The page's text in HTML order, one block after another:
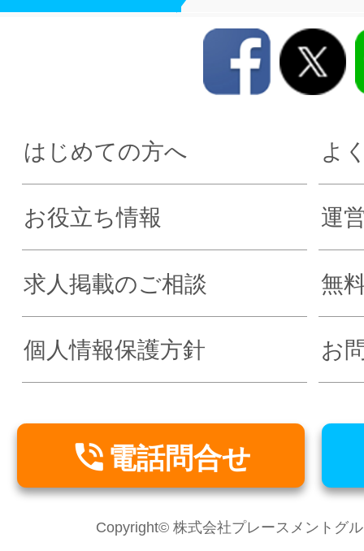
はじめての方へ よ
お役立ち情報 運
求人掲載のご相談 無
個人情報保護方針 お
 電話問合せ
Copyright© 株式会社プレースメントグ